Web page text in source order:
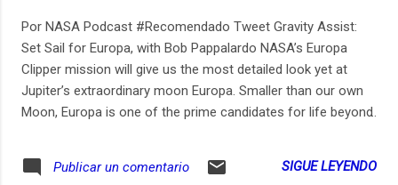
Por NASA Podcast #Recomendado Tweet Gravity Assist:
Set Sail for Europa, with Bob Pappalardo NASA’s Europa
Clipper mission will give us the most detailed look yet at
Jupiter’s extraordinary moon Europa. Smaller than our own
Moon, Europa is one of the prime candidates for life beyond
merchant ships, will map the surface, learn more about the
Publicar un comentario SIGUE LEYENDO